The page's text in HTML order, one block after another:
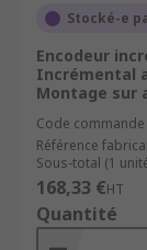
Stocké-e
Encodeur
Incrémental
Montage sur
Code commande
Référence
Sous-total (1
168,33 €HT
Quantité